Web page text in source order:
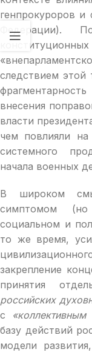
генпрокуроров и
Федерации).
следствием этой
внесения
власти
чем повлияли
системного
начала военных
В широком
симптомом
социальном и
то же время,
закрепление
принятия
российских
с
базу действий
модели